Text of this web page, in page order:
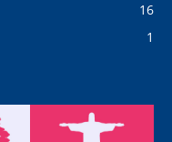
16
1